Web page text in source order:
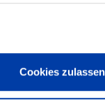
Cookies zulassen
110-SRS/SSS